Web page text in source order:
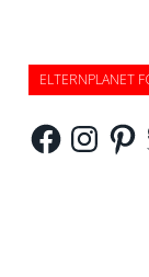
ELTERNPLANET
FacebookInstagram